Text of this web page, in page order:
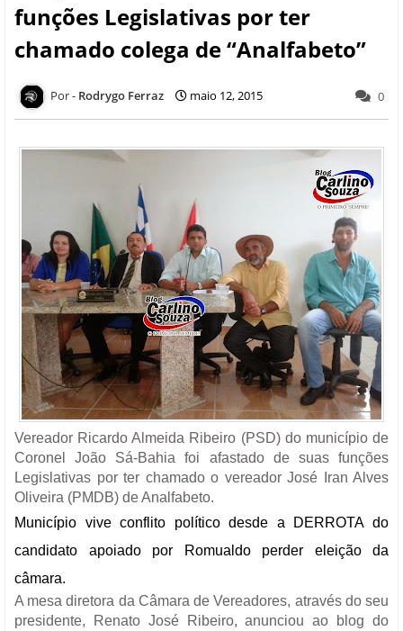
funções Legislativas por ter
chamado colega de “Analfabeto”
Rodrygo Ferraz maio 12, 2015 0
Vereador Ricardo Almeida Ribeiro (PSD) do município de
Coronel João Sá-Bahia foi afastado de suas funções
Legislativas por ter chamado o vereador José Iran Alves
Oliveira (PMDB) de Analfabeto.
Município vive conflito político desde a DERROTA do
candidato apoiado por Romualdo perder eleição da
câmara.
A mesa diretora da Câmara de Vereadores, através do seu
presidente, Renato José Ribeiro, anunciou ao blog do